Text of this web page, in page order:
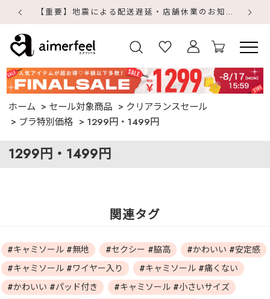
【重要】地震による配送遅延・店舗休業のお知らせ
ホーム セール対象商品
クリアランスセール
ブラ特別価格
1299円・1499円
1299円・1499円
関連タグ
#キャミソール #無地 #セクシー #脇高
#かわいい #安定感
#キャミソール #ワイヤー入り
#キャミソール #痛くない
#かわいい #パッド付き
#キャミソール #小さいサイズ